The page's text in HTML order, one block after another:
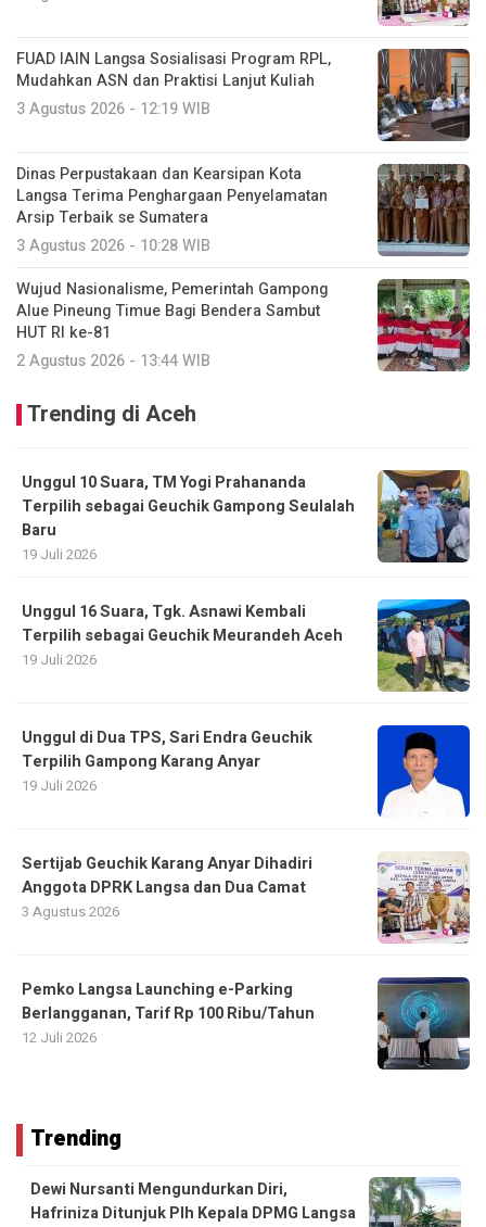
FUAD IAIN Langsa Sosialisasi Program RPL,
Mudahkan ASN dan Praktisi Lanjut Kuliah
3 Agustus 2026 - 12:19 WIB
Dinas Perpustakaan dan Kearsipan Kota
Langsa Terima Penghargaan Penyelamatan
Arsip Terbaik se Sumatera
3 Agustus 2026 - 10:28 WIB
Wujud Nasionalisme, Pemerintah Gampong
Alue Pineung Timue Bagi Bendera Sambut
HUT RI ke-81
2 Agustus 2026 - 13:44 WIB
Trending di Aceh
Unggul 10 Suara, TM Yogi Prahananda
Terpilih sebagai Geuchik Gampong Seulalah
Baru
19 Juli 2026
Unggul 16 Suara, Tgk. Asnawi Kembali
Terpilih sebagai Geuchik Meurandeh Aceh
19 Juli 2026
Unggul di Dua TPS, Sari Endra Geuchik
Terpilih Gampong Karang Anyar
19 Juli 2026
Sertijab Geuchik Karang Anyar Dihadiri
Anggota DPRK Langsa dan Dua Camat
3 Agustus 2026
Pemko Langsa Launching e-Parking
Berlangganan, Tarif Rp 100 Ribu/Tahun
12 Juli 2026
Trending
Dewi Nursanti Mengundurkan Diri,
Hafriniza Ditunjuk Plh Kepala DPMG Langsa